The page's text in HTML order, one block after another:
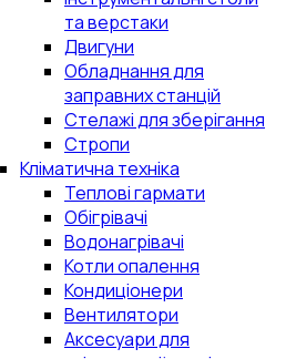
та верстаки
Двигуни
Обладнання для
заправних станцій
Стелажі для зберігання
Стропи
Кліматична техніка
Теплові гармати
Обігрівачі
Водонагрівачі
Котли опалення
Кондиціонери
Вентилятори
Аксесуари для